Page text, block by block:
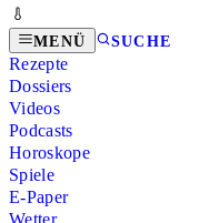
MENÜ SUCHE
Rezepte
Dossiers
Videos
Podcasts
Horoskope
Spiele
E-Paper